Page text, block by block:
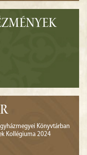
Könyvtárban
Kollégiuma 2024